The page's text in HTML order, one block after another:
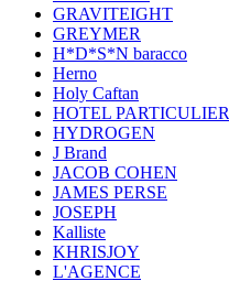
GRAVITEIGHT
GREYMER
H*D*S*N baracco
Herno
Holy Caftan
HOTEL PARTICULIER
HYDROGEN
J Brand
JACOB COHEN
JAMES PERSE
JOSEPH
Kalliste
KHRISJOY
L'AGENCE